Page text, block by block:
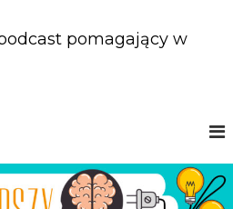
pomagający w